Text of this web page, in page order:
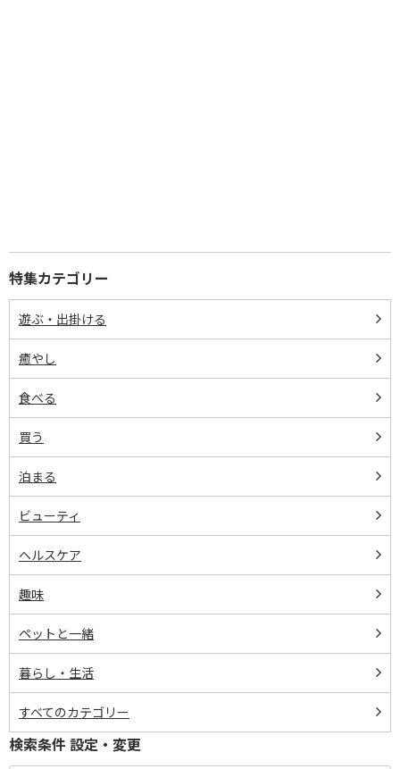
特集カテゴリー
遊ぶ・出掛ける
癒やし
食べる
買う
泊まる
ビューティ
ヘルスケア
趣味
ペットと一緒
暮らし・生活
すべてのカテゴリー
検索条件 設定・変更